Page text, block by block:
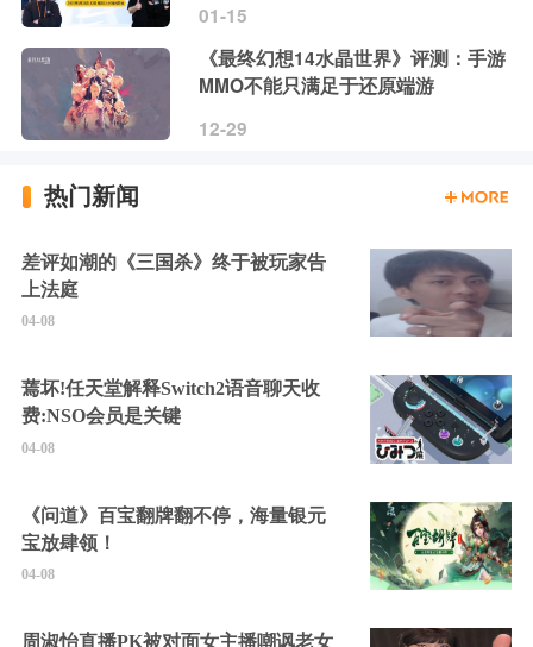
01-15
《最终幻想14水晶世界》评测：手游
MMO不能只满足于还原端游
12-29
热门新闻
差评如潮的《三国杀》终于被玩家告
上法庭
04-08
蔫坏!任天堂解释Switch2语音聊天收
费:NSO会员是关键
04-08
《问道》百宝翻牌翻不停，海量银元
宝放肆领！
04-08
周淑怡直播PK被对面女主播嘲讽老女